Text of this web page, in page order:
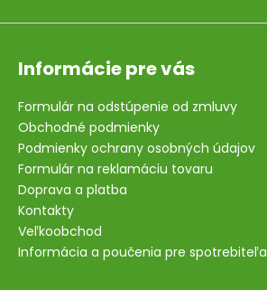
Informácie pre vás
Formulár na odstúpenie od zmluvy
Obchodné podmienky
Podmienky ochrany osobných údajov
Formulár na reklamáciu tovaru
Doprava a platba
Kontakty
Veľkoobchod
Informácia a poučenia pre spotrebiteľa